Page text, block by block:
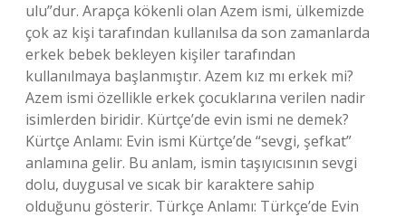
ulu”dur. Arapça kökenli olan Azem ismi, ülkemizde
çok az kişi tarafından kullanılsa da son zamanlarda
erkek bebek bekleyen kişiler tarafından
kullanılmaya başlanmıştır. Azem kız mı erkek mi?
Azem ismi özellikle erkek çocuklarına verilen nadir
isimlerden biridir. Kürtçe’de evin ismi ne demek?
Kürtçe Anlamı: Evin ismi Kürtçe’de “sevgi, şefkat”
anlamına gelir. Bu anlam, ismin taşıyıcısının sevgi
dolu, duygusal ve sıcak bir karaktere sahip
olduğunu gösterir. Türkçe Anlamı: Türkçe’de Evin